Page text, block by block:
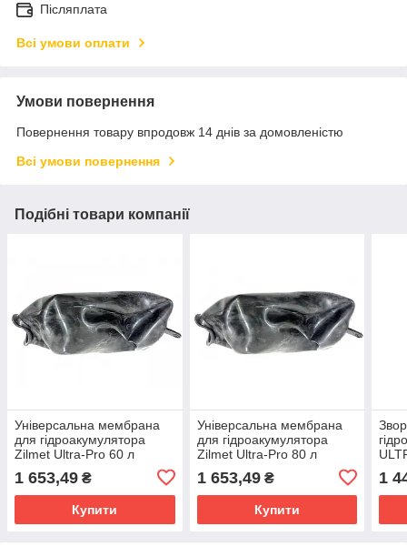
Післяплата
Всі умови оплати
Умови повернення
Повернення товару впродовж 14 днів за домовленістю
Всі умови повернення
Подібні товари компанії
Універсальна мембрана
для гідроакумулятора
Zilmet Ultra-Pro 60 л
1 653,49 ₴
Купити
Універсальна мембрана
для гідроакумулятора
Zilmet Ultra-Pro 80 л
1 653,49₴
Купити
1